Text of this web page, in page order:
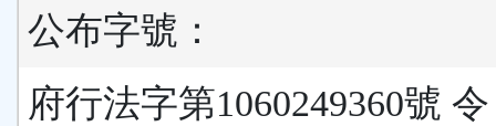
公布字號：
府行法字第1060249360號 令